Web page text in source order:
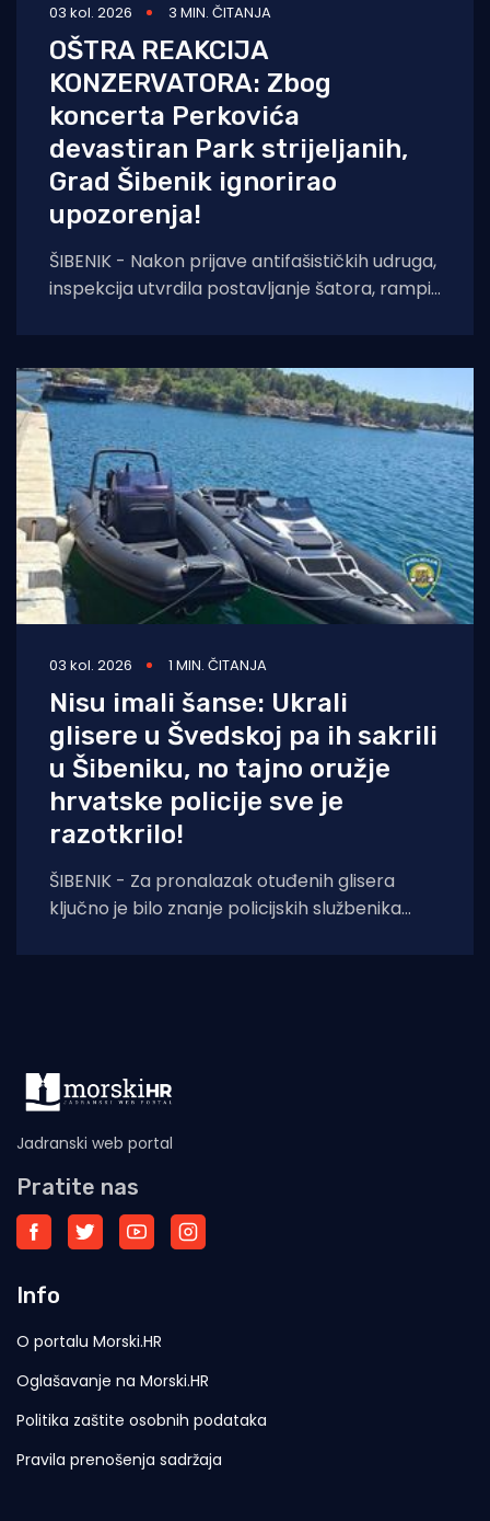
03 kol. 2026 3 MIN. ČITANJA
OŠTRA REAKCIJA
KONZERVATORA: Zbog
koncerta Perkovića
devastiran Park strijeljanih,
Grad Šibenik ignorirao
upozorenja!
ŠIBENIK - Nakon prijave antifašističkih udruga,
inspekcija utvrdila postavljanje šatora, rampi i
03 kol. 2026 1 MIN. ČITANJA
Nisu imali šanse: Ukrali
glisere u Švedskoj pa ih sakrili
u Šibeniku, no tajno oružje
hrvatske policije sve je
razotkrilo!
ŠIBENIK - Za pronalazak otuđenih glisera
ključno je bilo znanje policijskih službenika
Jadranski web portal
Pratite nas
Info
O portalu Morski.HR
Oglašavanje na Morski.HR
Politika zaštite osobnih podataka
Pravila prenošenja sadržaja